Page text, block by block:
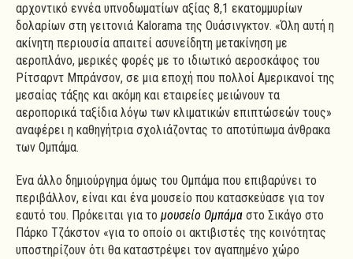
αρχοντικό εννέα υπνοδωματίων αξίας 8,1 εκατομμυρίων
δολαρίων στη γειτονιά Kalorama της Ουάσινγκτον. «Όλη αυτή η
ακίνητη περιουσία απαιτεί ασυνείδητη μετακίνηση με
αεροπλάνο, μερικές φορές με το ιδιωτικό αεροσκάφος του
Ρίτσαρντ Μπράνσον, σε μια εποχή που πολλοί Αμερικανοί της
μεσαίας τάξης και ακόμη και εταιρείες μειώνουν τα
αεροπορικά ταξίδια λόγω των κλιματικών επιπτώσεών τους»
αναφέρει η καθηγήτρια σχολιάζοντας το αποτύπωμα άνθρακα
των Ομπάμα.
Ένα άλλο δημιούργημα όμως του Ομπάμα που επιβαρύνει το
περιβάλλον, είναι και ένα μουσείο που κατασκεύασε για τον
εαυτό του. Πρόκειται για το μουσείο Ομπάμα στο Σικάγο στο
Πάρκο Τζάκστον «για το οποίο οι ακτιβιστές της κοινότητας
υποστηρίζουν ότι θα καταστρέψει τον αγαπημένο χώρο